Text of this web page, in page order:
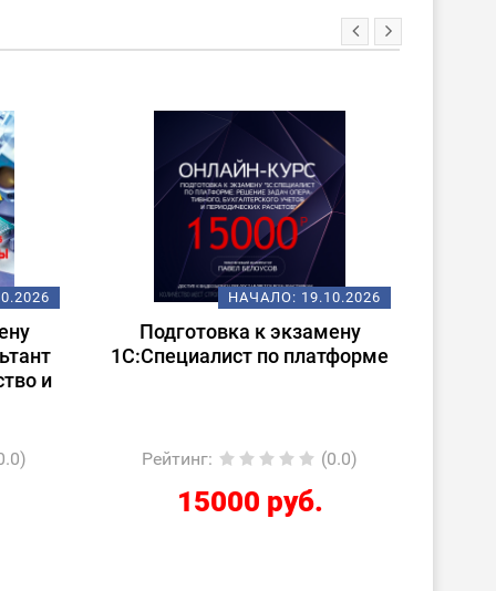
и
НАЧАЛО: 19.10.2026
Подготовка к экзамену
1С:Специалист по платформе
Рейтинг: (0.0)
15000 руб.